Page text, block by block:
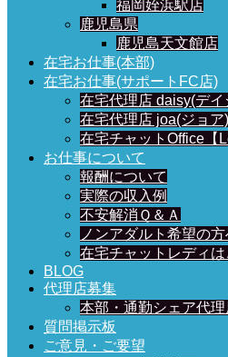
福岡姪浜駅店
鹿児島県
鹿児島天文館店
在宅お仕事(本部)
在宅お仕事(サポートFC店)
在宅代理店 daisy(デイ
在宅代理店 joa(ジョア)
在宅チャットOffice【
お仕事について
報酬について
実際の収入例
不安解消Ｑ＆Ａ
ノンアダルト希望の
在宅チャットレディは
BLOG
代理店募集
本部・通勤シェア代
質問掲示板
ご意見・ご要望